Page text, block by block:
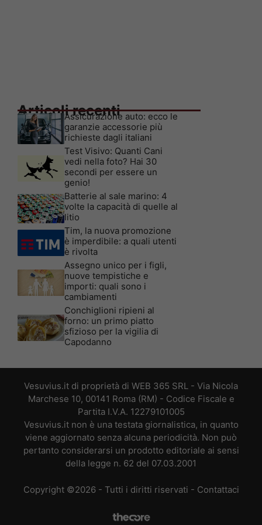
Articoli recenti
Assicurazione auto: ecco le
garanzie accessorie più
richieste dagli italiani
Test Visivo: Quanti Cani
vedi nella foto? Hai 30
secondi per essere un
genio!
Batterie al sale marino: 4
volte la capacità di quelle al
litio
Tim, la nuova promozione
è imperdibile: a quali utenti
è rivolta
Assegno unico per i figli,
nuove tempistiche e
importi: quali sono i
cambiamenti
Conchiglioni ripieni al
forno: un primo piatto
sfizioso per la vigilia di
Capodanno
Vesuvius.it di proprietà di WEB 365 SRL - Via Nicola
Marchese 10, 00141 Roma (RM) - Codice Fiscale e
Partita I.V.A. 12279101005
Vesuvius.it non è una testata giornalistica, in quanto
viene aggiornato senza alcuna periodicità. Non può
pertanto considerarsi un prodotto editoriale ai sensi
della legge n. 62 del 07.03.2001
Copyright ©2026 - Tutti i diritti riservati - Contattaci